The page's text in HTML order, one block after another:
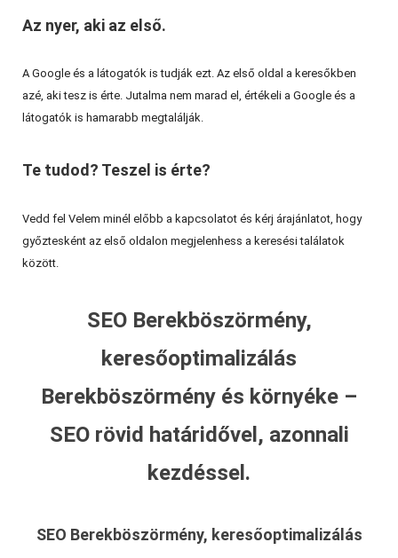
Az nyer, aki az első.
A Google és a látogatók is tudják ezt. Az első oldal a keresőkben
azé, aki tesz is érte. Jutalma nem marad el, értékeli a Google és a
látogatók is hamarabb megtalálják.
Te tudod? Teszel is érte?
Vedd fel Velem minél előbb a kapcsolatot és kérj árajánlatot, hogy
győztesként az első oldalon megjelenhess a keresési találatok
között.
SEO Berekböszörmény,
keresőoptimalizálás
Berekböszörmény és környéke –
SEO rövid határidővel, azonnali
kezdéssel.
SEO Berekböszörmény, keresőoptimalizálás